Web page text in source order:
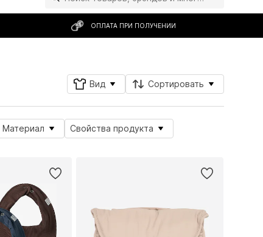
ОПЛАТА ПРИ ПОЛУЧЕНИИ
Вид Сортировать
Материал Свойства продукта